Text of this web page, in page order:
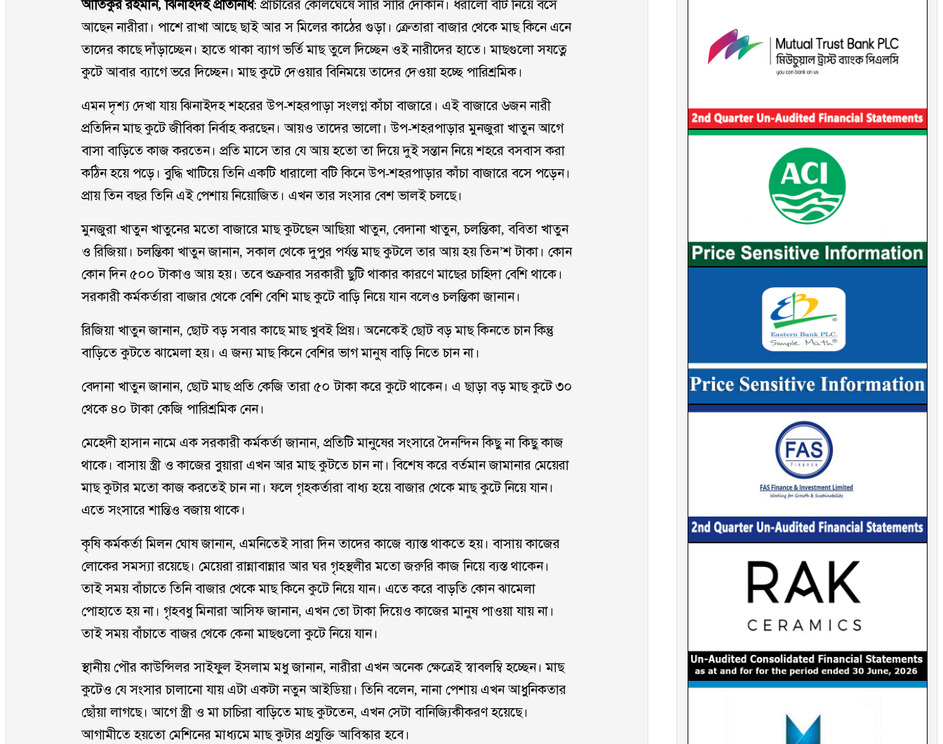
আতিকুর রহমান, ঝিনাইদহ প্রতিনিধি: প্রাচীরের কোলঘেষে সারি সারি দোকান। ধরালো বটি নিয়ে বসে
আছেন নারীরা। পাশে রাখা আছে ছাই আর স মিলের কাঠের গুড়া। ক্রেতারা বাজার থেকে মাছ কিনে এনে
তাদের কাছে দাঁড়াচ্ছেন। হাতে থাকা ব্যাগ ভর্তি মাছ তুলে দিচ্ছেন ওই নারীদের হাতে। মাছগুলো সযত্নে
কুটে আবার ব্যাগে ভরে দিচ্ছেন। মাছ কুটে দেওয়ার বিনিময়ে তাদের দেওয়া হচ্ছে পারিশ্রমিক।
এমন দৃশ্য দেখা যায় ঝিনাইদহ শহরের উপ-শহরপাড়া সংলগ্ন কাঁচা বাজারে। এই বাজারে ৬জন নারী
প্রতিদিন মাছ কুটে জীবিকা নির্বাহ করছেন। আয়ও তাদের ভালো। উপ-শহরপাড়ার মুনজুরা খাতুন আগে
বাসা বাড়িতে কাজ করতেন। প্রতি মাসে তার যে আয় হতো তা দিয়ে দুই সন্তান নিয়ে শহরে বসবাস করা
কঠিন হয়ে পড়ে। বুদ্ধি খাটিয়ে তিনি একটি ধারালো বটি কিনে উপ-শহরপাড়ার কাঁচা বাজারে বসে পড়েন।
প্রায় তিন বছর তিনি এই পেশায় নিয়োজিত। এখন তার সংসার বেশ ভালই চলছে।
মুনজুরা খাতুন খাতুনের মতো বাজারে মাছ কুটছেন আছিয়া খাতুন, বেদানা খাতুন, চলন্তিকা, ববিতা খাতুন
ও রিজিয়া। চলন্তিকা খাতুন জানান, সকাল থেকে দুপুর পর্যন্ত মাছ কুটলে তার আয় হয় তিন’শ টাকা। কোন
কোন দিন ৫০০ টাকাও আয় হয়। তবে শুক্রবার সরকারী ছুটি থাকার কারণে মাছের চাহিদা বেশি থাকে।
সরকারী কর্মকর্তারা বাজার থেকে বেশি বেশি মাছ কুটে বাড়ি নিয়ে যান বলেও চলন্তিকা জানান।
রিজিয়া খাতুন জানান, ছোট বড় সবার কাছে মাছ খুবই প্রিয়। অনেকেই ছোট বড় মাছ কিনতে চান কিন্তু
বাড়িতে কুটতে ঝামেলা হয়। এ জন্য মাছ কিনে বেশির ভাগ মানুষ বাড়ি নিতে চান না।
বেদানা খাতুন জানান, ছোট মাছ প্রতি কেজি তারা ৫০ টাকা করে কুটে থাকেন। এ ছাড়া বড় মাছ কুটে ৩০
থেকে ৪০ টাকা কেজি পারিশ্রমিক নেন।
মেহেদী হাসান নামে এক সরকারী কর্মকর্তা জানান, প্রতিটি মানুষের সংসারে দৈনন্দিন কিছু না কিছু কাজ
থাকে। বাসায় স্ত্রী ও কাজের বুয়ারা এখন আর মাছ কুটতে চান না। বিশেষ করে বর্তমান জামানার মেয়েরা
মাছ কুটার মতো কাজ করতেই চান না। ফলে গৃহকর্তারা বাধ্য হয়ে বাজার থেকে মাছ কুটে নিয়ে যান।
এতে সংসারে শান্তিও বজায় থাকে।
কৃষি কর্মকর্তা মিলন ঘোষ জানান, এমনিতেই সারা দিন তাদের কাজে ব্যাস্ত থাকতে হয়। বাসায় কাজের
লোকের সমস্যা রয়েছে। মেয়েরা রান্নাবান্নার আর ঘর গৃহস্থলীর মতো জরুরি কাজ নিয়ে ব্যস্ত থাকেন।
তাই সময় বাঁচাতে তিনি বাজার থেকে মাছ কিনে কুটে নিয়ে যান। এতে করে বাড়তি কোন ঝামেলা
পোহাতে হয় না। গৃহবধু মিনারা আসিফ জানান, এখন তো টাকা দিয়েও কাজের মানুষ পাওয়া যায় না।
তাই সময় বাঁচাতে বাজর থেকে কেনা মাছগুলো কুটে নিয়ে যান।
স্থানীয় পৌর কাউন্সিলর সাইফুল ইসলাম মধু জানান, নারীরা এখন অনেক ক্ষেত্রেই স্বাবলম্বি হচ্ছেন। মাছ
কুটেও যে সংসার চালানো যায় এটা একটা নতুন আইডিয়া। তিনি বলেন, নানা পেশায় এখন আধুনিকতার
ছোঁয়া লাগছে। আগে স্ত্রী ও মা চাচিরা বাড়িতে মাছ কুটতেন, এখন সেটা বানিজ্যিকীকরণ হয়েছে।
আগামীতে হয়তো মেশিনের মাধ্যমে মাছ কুটার প্রযুক্তি আবিস্কার হবে।